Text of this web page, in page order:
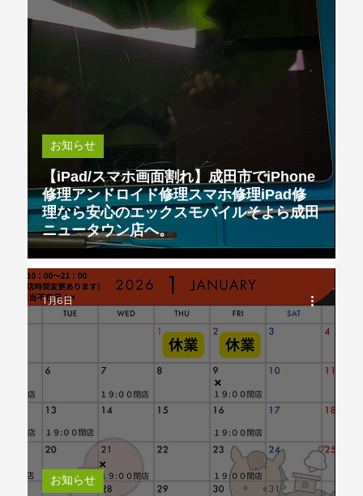
【iPad/スマホ画面割れ】成田市でiPhone
修理アンドロイド修理スマホ修理iPad修
理なら安心のエックスモバイルそよら成田
ニュータウン店へ。
お知らせ
お知らせ
1月6日